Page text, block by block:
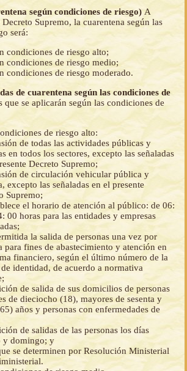
según condiciones de riesgo) A
Supremo, la cuarentena según las
será:
condiciones de riesgo alto;
condiciones de riesgo medio;
condiciones de riesgo moderado.
de cuarentena según las condiciones de
que se aplicarán según las condiciones de
de riesgo alto:
de todas las actividades públicas y
en todos los sectores, excepto las señaladas
Decreto Supremo;
de circulación vehicular pública y
excepto las señaladas en el presente
Supremo;
el horario de atención al público: de 06:
00 horas para las entidades y empresas
la salida de personas una vez por
para fines de abastecimiento y atención en
financiero, según el último número de la
identidad, de acuerdo a normativa
de salida de sus domicilios de personas
de dieciocho (18), mayores de sesenta y
años y personas con enfermedades de
de salidas de las personas los días
y domingo; y
se determinen por Resolución Ministerial